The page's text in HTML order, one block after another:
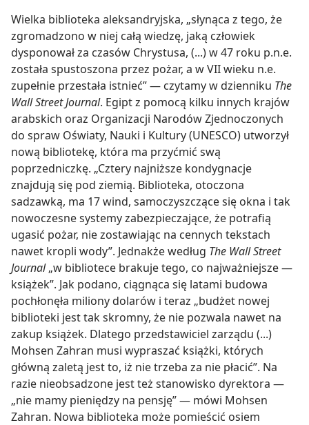
Wielka biblioteka aleksandryjska, „słynąca z tego, że
zgromadzono w niej całą wiedzę, jaką człowiek
dysponował za czasów Chrystusa, (...) w 47 roku p.n.e.
została spustoszona przez pożar, a w VII wieku n.e.
zupełnie przestała istnieć” — czytamy w dzienniku The
Wall Street Journal. Egipt z pomocą kilku innych krajów
arabskich oraz Organizacji Narodów Zjednoczonych
do spraw Oświaty, Nauki i Kultury (UNESCO) utworzył
nową bibliotekę, która ma przyćmić swą
poprzedniczkę. „Cztery najniższe kondygnacje
znajdują się pod ziemią. Biblioteka, otoczona
sadzawką, ma 17 wind, samoczyszczące się okna i tak
nowoczesne systemy zabezpieczające, że potrafią
ugasić pożar, nie zostawiając na cennych tekstach
nawet kropli wody”. Jednakże według The Wall Street
Journal„w bibliotece brakuje tego, co najważniejsze —
książek”. Jak podano, ciągnąca się latami budowa
pochłonęła miliony dolarów i teraz „budżet nowej
biblioteki jest tak skromny, że nie pozwala nawet na
zakup książek. Dlatego przedstawiciel zarządu (...)
Mohsen Zahran musi wypraszać książki, których
główną zaletą jest to, iż nie trzeba za nie płacić”. Na
razie nieobsadzone jest też stanowisko dyrektora —
„nie mamy pieniędzy na pensję” — mówi Mohsen
Zahran. Nowa biblioteka może pomieścić osiem